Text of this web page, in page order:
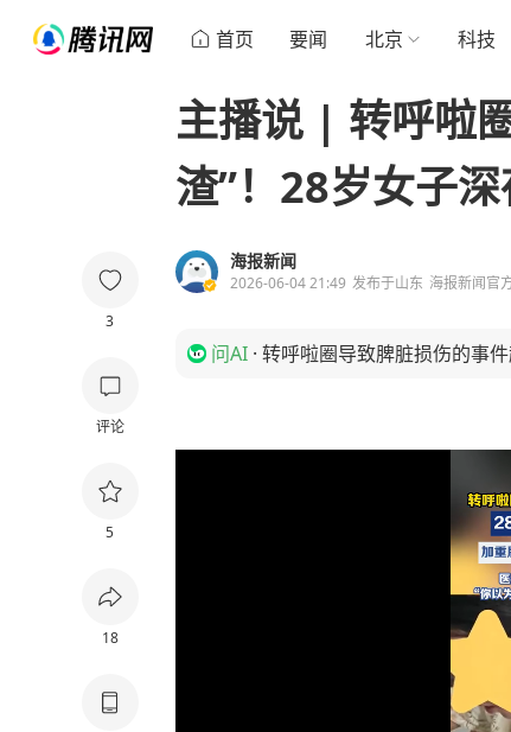
首页 要闻 北京 科技
3
评论
5
18
主播说 | 转呼啦
渣”！28岁女子
海报新闻
2026-06-04 21:49 发布于山东 海报新闻官
问AI · 转呼啦圈导致脾脏损伤的事件